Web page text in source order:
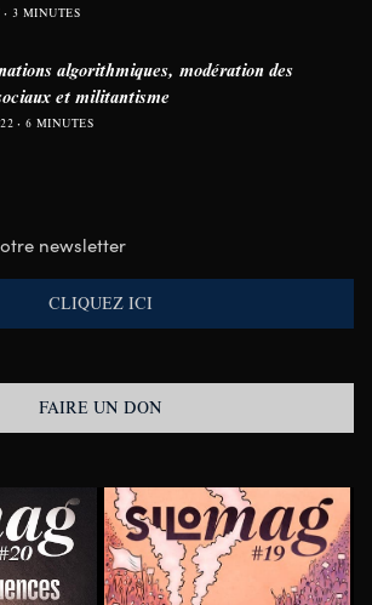
3 MINUTES
algorithmiques, modération des
et militantisme
6 MINUTES
newsletter
CLIQUEZ ICI
FAIRE UN DON